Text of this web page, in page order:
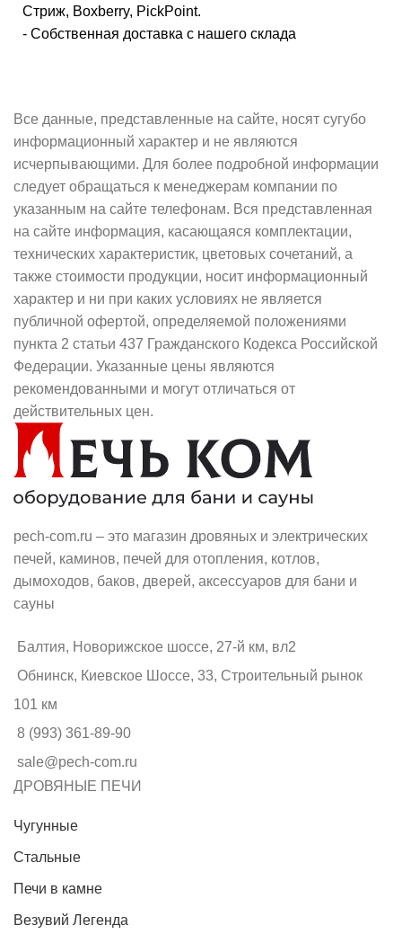
Стриж, Boxberry, PickPoint.
- Собственная доставка с нашего склада
Все данные, представленные на сайте, носят сугубо
информационный характер и не являются
исчерпывающими. Для более подробной информации
следует обращаться к менеджерам компании по
указанным на сайте телефонам. Вся представленная
на сайте информация, касающаяся комплектации,
технических характеристик, цветовых сочетаний, а
также стоимости продукции, носит информационный
характер и ни при каких условиях не является
публичной офертой, определяемой положениями
пункта 2 статьи 437 Гражданского Кодекса Российской
Федерации. Указанные цены являются
рекомендованными и могут отличаться от
действительных цен.
pech-com.ru – это магазин дровяных и электрических
печей, каминов, печей для отопления, котлов,
дымоходов, баков, дверей, аксессуаров для бани и
сауны
Балтия, Новорижское шоссе, 27-й км, вл2
Обнинск, Киевское Шоссе, 33, Строительный рынок
101 км
8 (993) 361-89-90
sale@pech-com.ru
ДРОВЯНЫЕ ПЕЧИ
Чугунные
Стальные
Печи в камне
Везувий Легенда